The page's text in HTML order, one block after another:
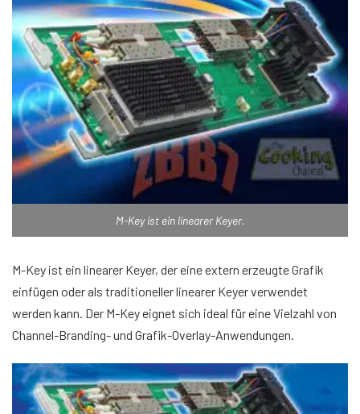
M-Key ist ein linearer Keyer.
M-Key ist ein linearer Keyer, der eine extern erzeugte Grafik
einfügen oder als traditioneller linearer Keyer verwendet
werden kann. Der M-Key eignet sich ideal für eine Vielzahl von
Channel-Branding- und Grafik-Overlay-Anwendungen.